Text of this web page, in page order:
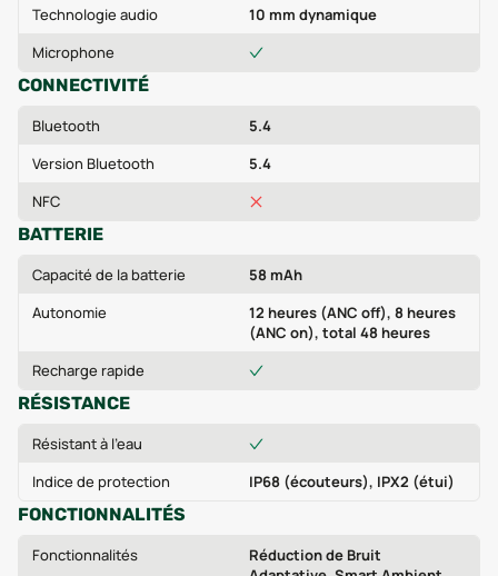
Technologie audio
10 mm dynamique
Microphone
CONNECTIVITÉ
Bluetooth
5.4
Version Bluetooth
5.4
NFC
BATTERIE
Capacité de la batterie
58 mAh
Autonomie
12 heures (ANC off), 8 heures
(ANC on), total 48 heures
Recharge rapide
RÉSISTANCE
Résistant à l'eau
Indice de protection
IP68 (écouteurs), IPX2 (étui)
FONCTIONNALITÉS
Fonctionnalités
Réduction de Bruit